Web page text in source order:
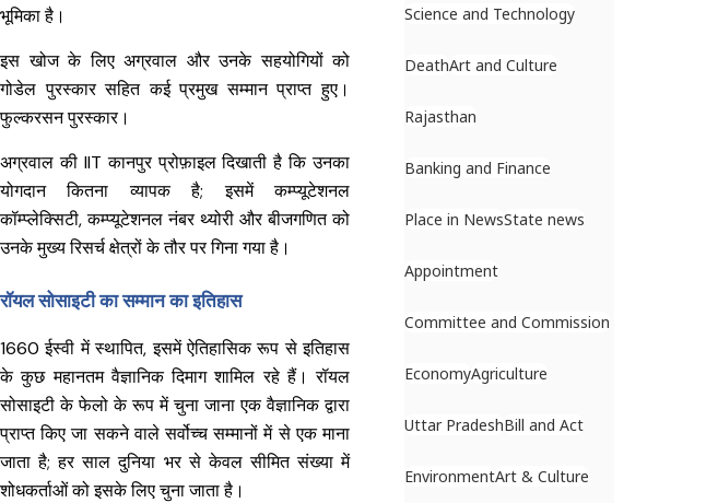
भूमिका है।
इस खोज के लिए अग्रवाल और उनके सहयोगियों को
गोडेल पुरस्कार सहित कई प्रमुख सम्मान प्राप्त हुए।
फुल्करसन पुरस्कार।
अग्रवाल की IIT कानपुर प्रोफ़ाइल दिखाती है कि उनका
योगदान कितना व्यापक है; इसमें कम्प्यूटेशनल
कॉम्प्लेक्सिटी, कम्प्यूटेशनल नंबर थ्योरी और बीजगणित को
उनके मुख्य रिसर्च क्षेत्रों के तौर पर गिना गया है।
रॉयल सोसाइटी का सम्मान का इतिहास
1660 ईस्वी में स्थापित, इसमें ऐतिहासिक रूप से इतिहास
के कुछ महानतम वैज्ञानिक दिमाग शामिल रहे हैं। रॉयल
सोसाइटी के फेलो के रूप में चुना जाना एक वैज्ञानिक द्वारा
प्राप्त किए जा सकने वाले सर्वोच्च सम्मानों में से एक माना
जाता है; हर साल दुनिया भर से केवल सीमित संख्या में
शोधकर्ताओं को इसके लिए चुना जाता है।
Science and Technology
DeathArt and Culture
Rajasthan
Banking and Finance
Place in NewsState news
Appointment
Committee and Commission
EconomyAgriculture
Uttar PradeshBill and Act
EnvironmentArt & Culture